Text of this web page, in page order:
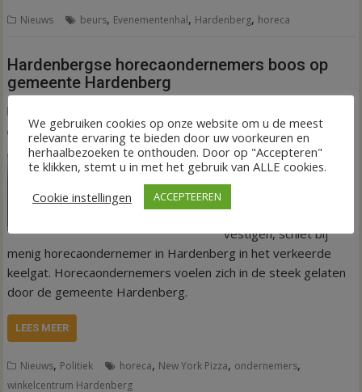
Nieuws beurs, Evenementenhal, Hardenberg, horeca
Hardenbergse horecaondernemers boos op
gemeente Hardenberg
Dat New York Pizza
plannen heeft om zich
buiten het ‘kerngebied
Hardenberg te
vestigen, schiet bij
menig horecaondernemer in Hardenberg in het verkeerde
keelgat. Horecaondernemers voelen zich in de steek gelaten
door de gemeente Hardenberg.
LEES MEER
Nieuws, Politiek horeca, New York Pizza, ondernemers,
winkelcentrum Hardenberg
We gebruiken cookies op onze website om u de meest
relevante ervaring te bieden door uw voorkeuren en
herhaalbezoeken te onthouden. Door op "Accepteren"
te klikken, stemt u in met het gebruik van ALLE cookies.
Cookie instellingen
ACCEPTEEREN